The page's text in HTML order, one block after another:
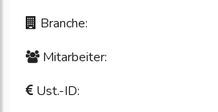
Branche:
Mitarbeiter:
Ust.-ID: